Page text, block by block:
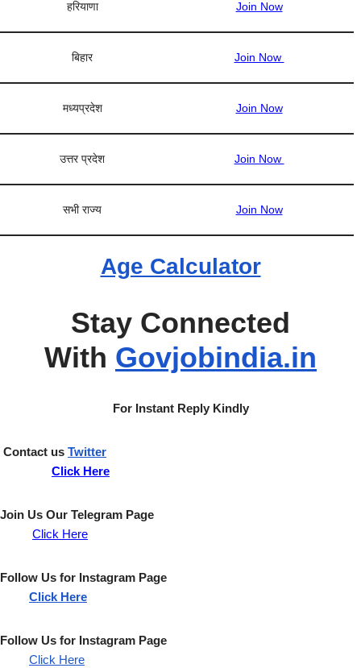
हरियाणा Join Now
बिहार Join Now
मध्यप्रदेश Join Now
उत्तर प्रदेश Join Now
सभी राज्य Join Now
Age Calculator
Stay Connected
With Govjobindia.in
For Instant Reply Kindly
Contact us Twitter
Click Here
Join Us Our Telegram Page
Click Here
Follow Us for Instagram Page
Click Here
Follow Us for Instagram Page
Click Here